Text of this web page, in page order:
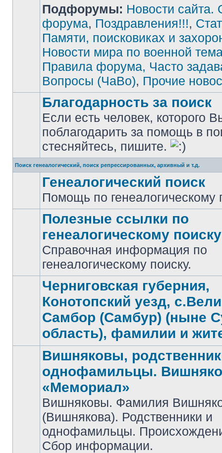
Нет
непрочитанных
сообщений
Подфорумы: Новости сайта.
форума, Поздравления!!!,
Памяти, поисковиках и
Новости мира по военной
Правила форума, Часто
Вопросы (ЧаВо), Прочие
сообщений
Благодарность за поиск
Если есть человек, которого
поблагодарить за помощь в
стесняйтесь, пишите.
Поиск генеалогический, поиск репрессированных, архивный и т.д.
сообщений
Генеалогический поиск
Помощь по генеалогическому
Нет
непрочитанных
сообщений
Полезные ссылки по
генеалогическому поиску
Справочная информация по
генеалогическому поиску.
Нет
сообщений
Черниговская губерния,
Конотопский уезд,
Самбор (Самбур) (ныне
область), фамилии и
непрочитанных
сообщений
Вишняковы,
однофамильцы.
«Мемориал»
Вишняковы. Фамилия
(Вишнякова). Родственники и
однофамильцы.
Сбор информации.